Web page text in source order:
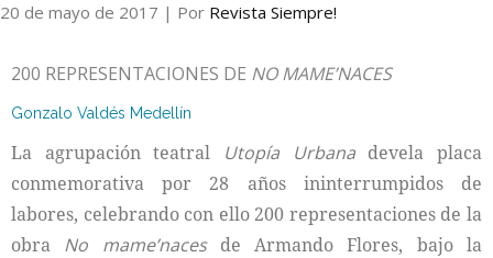
Internacional
Cultura
20 de mayo de 2017 | Por Revista Siempre!
200 REPRESENTACIONES DE NO MAME’NACES
Gonzalo Valdés Medellín
La agrupación teatral Utopía Urbanadevela placa
conmemorativa por 28 años ininterrumpidos de
labores, celebrando con ello 200 representaciones de la
obra No mame’naces de Armando Flores, bajo la